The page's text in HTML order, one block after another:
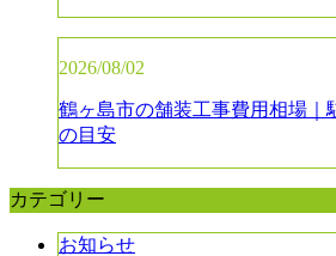
2026/08/02
鶴ヶ島市の舗装工事費用相場｜
の目安
カテゴリー
お知らせ